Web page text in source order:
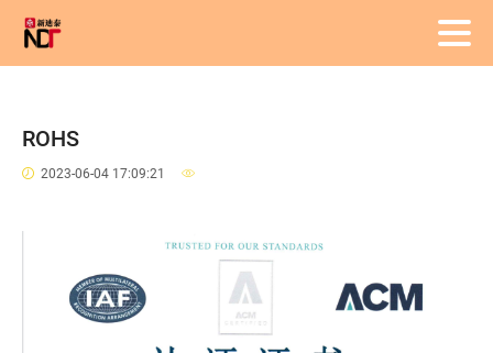
ROHS
2023-06-04 17:09:21